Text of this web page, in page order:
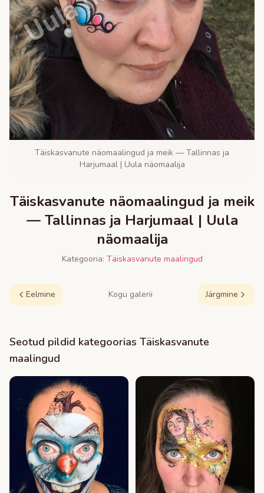
Täiskasvanute näomaalingud ja meik — Tallinnas ja
Harjumaal | Uula näomaalija
Täiskasvanute näomaalingud ja meik
— Tallinnas ja Harjumaal | Uula
näomaalija
Kategooria: Täiskasvanute maalingud
Eelmine Kogu galerii Järgmine
Seotud pildid kategoorias Täiskasvanute
maalingud